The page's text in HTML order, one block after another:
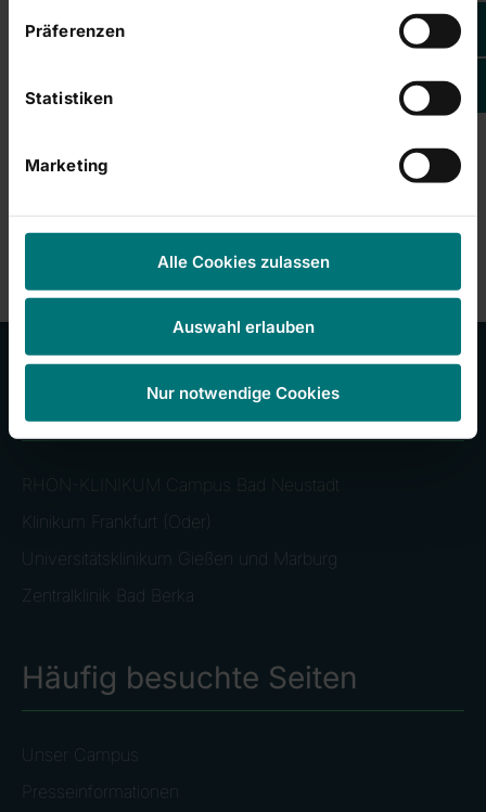
Einstellungen anpassen. Weitere Informationen
finden Sie auch in unserer
Datenschutzerklärung
Präferenzen
Statistiken
Marketing
Alle Cookies zulassen
Auswahl erlauben
Nur notwendige Cookies
+++ Anmeldung bis 6 Wochen vor Kursbeginn +++
Kontakt bei Fragen
Nachricht schreiben
Kliniken im Konzern
RHÖN-KLINIKUM Campus Bad Neustadt
Klinikum Frankfurt (Oder)
Universitätsklinikum Gießen und Marburg
Zentralklinik Bad Berka
Häufig besuchte Seiten
Unser Campus
Presseinformationen